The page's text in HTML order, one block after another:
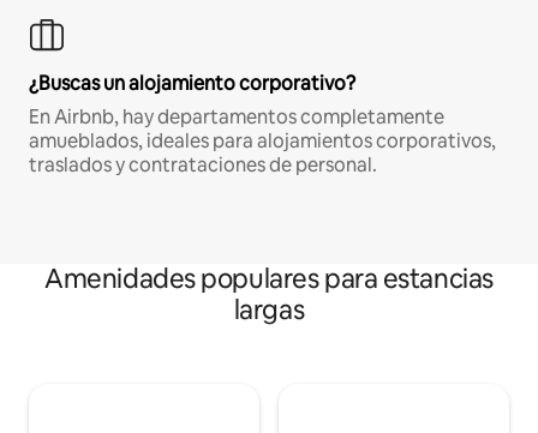
¿Buscas un alojamiento corporativo?
En Airbnb, hay departamentos completamente
amueblados, ideales para alojamientos corporativos,
traslados y contrataciones de personal.
Amenidades populares para estancias
largas